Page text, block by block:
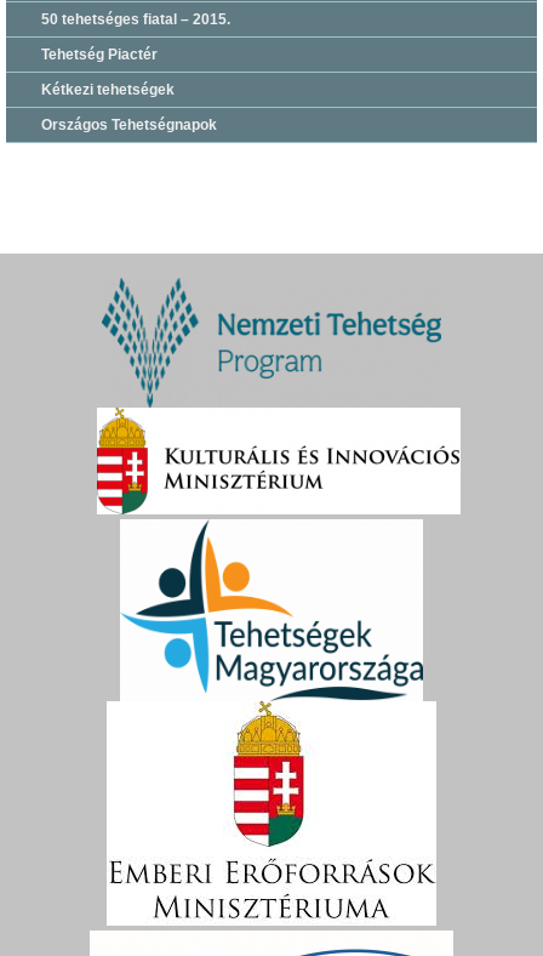
50 tehetséges fiatal – 2015.
Tehetség Piactér
Kétkezi tehetségek
Országos Tehetségnapok